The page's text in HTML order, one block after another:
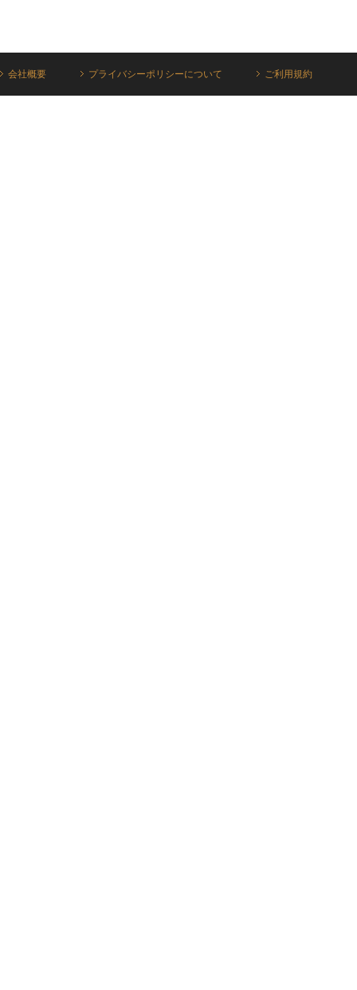
会社概要 プライバシーポリシーについて ご利用規約